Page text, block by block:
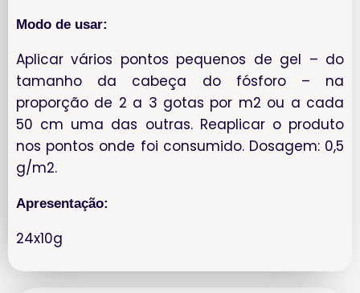
Modo de usar:
Aplicar vários pontos pequenos de gel – do
tamanho da cabeça do fósforo – na
proporção de 2 a 3 gotas por m2 ou a cada
50 cm uma das outras. Reaplicar o produto
nos pontos onde foi consumido. Dosagem: 0,5
g/m2.
Apresentação:
24x10g